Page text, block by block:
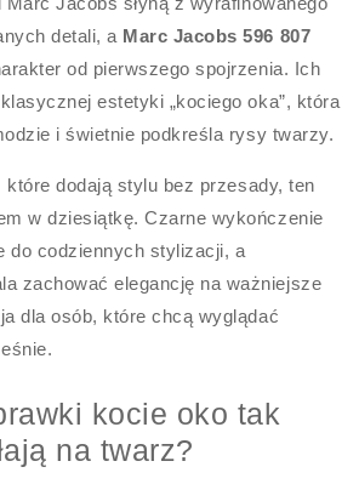
detali, a Marc Jacobs 596 807
od pierwszego spojrzenia. Ich
estetyki „kociego oka”, która
i świetnie podkreśla rysy twarzy.
dodają stylu bez przesady, ten
w dziesiątkę. Czarne wykończenie
do codziennych stylizacji, a
zachować elegancję na ważniejsze
dla osób, które chcą wyglądać
kocie oko tak
na twarz?